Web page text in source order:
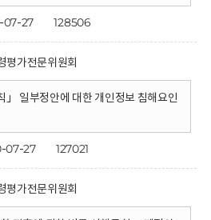
07-27 128506
평가전문위원회
」 일부정안에 대한 개인정보 침해요인
07-27 127021
평가전문위원회